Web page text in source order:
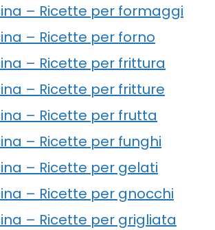
– Ricette per formaggi
– Ricette per forno
– Ricette per frittura
– Ricette per fritture
– Ricette per frutta
– Ricette per funghi
– Ricette per gelati
– Ricette per gnocchi
– Ricette per grigliata